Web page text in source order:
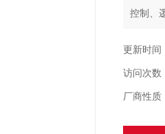
控制、
处理能
控制任
更新时间
访问次数
厂商性质